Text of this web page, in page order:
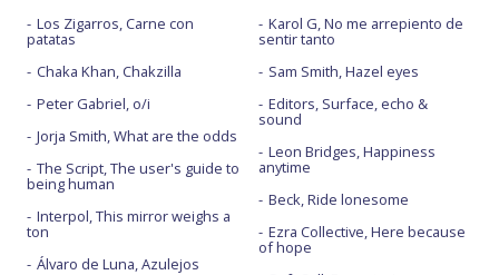
Los Zigarros, Carne con
patatas
Chaka Khan, Chakzilla
Peter Gabriel, o/i
Jorja Smith, What are the odds
The Script, The user's guide to
being human
Interpol, This mirror weighs a
ton
Álvaro de Luna, Azulejos
Karol G, No me arrepiento de
sentir tanto
Sam Smith, Hazel eyes
Editors, Surface, echo &
sound
Leon Bridges, Happiness
anytime
Beck, Ride lonesome
Ezra Collective, Here because
of hope